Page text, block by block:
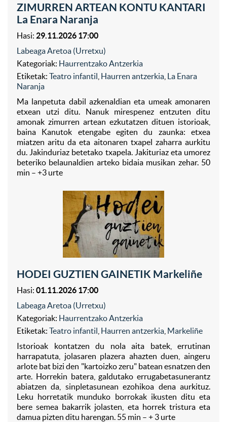
ZIMURREN ARTEAN KONTU KANTARI
La Enara Naranja
Hasi: 29.11.2026 17:00
Labeaga Aretoa (Urretxu)
Kategoriak: Haurrentzako Antzerkia
Etiketak: Teatro infantil Haurren antzerkia La Enara
Naranja
Ma lanpetuta dabil azkenaldian eta umeak amonaren
etxean utzi ditu. Nanuk mirespenez entzuten ditu
amonak zimurren artean ezkutatzen dituen istorioak,
baina Kanutok etengabe egiten du zaunka: etxea
miatzen aritu da eta aitonaren txapel zaharra aurkitu
du. Jakinduriaz betetako txapela. Jakituriaz eta umorez
beteriko belaunaldien arteko bidaia musikan zehar. 50
min – +3 urte
HODEI GUZTIEN GAINETIK Markeliñe
Hasi: 01.11.2026 17:00
Labeaga Aretoa (Urretxu)
Kategoriak: Haurrentzako Antzerkia
Etiketak: Teatro infantil Haurren antzerkia Markeliñe
Istorioak kontatzen du nola aita batek, errutinan
harrapatuta, jolasaren plazera ahazten duen, aingeru
arlote bat bizi den "kartoizko zeru" batean esnatzen den
arte. Horrekin batera, galdutako errugabetasunerantz
abiatzen da, sinpletasunean ezohikoa dena aurkituz.
Leku horretatik munduko borrokak ikusten ditu eta
bere semea bakarrik jolasten, eta horrek tristura eta
damua pizten ditu harengan. 55 min – + 3 urte